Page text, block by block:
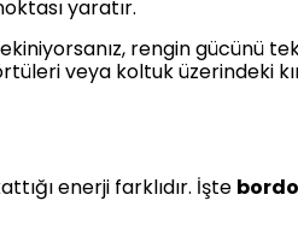
yaratır.
rengin gücünü
veya koltuk üzerindeki
enerji farklıdır. İşte